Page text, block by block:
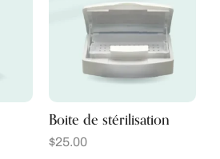
Boite de stérilisation
$25.00